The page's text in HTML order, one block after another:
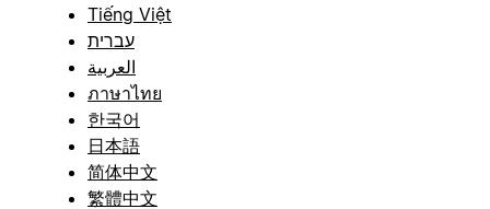
Tiếng Việt
עברית
العربية
ภาษาไทย
한국어
日本語
简体中文
繁體中文